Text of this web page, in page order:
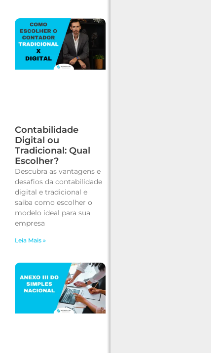
Contabilidade
Digital ou
Tradicional: Qual
Escolher?
Descubra as vantagens e
desafios da contabilidade
digital e tradicional e
saiba como escolher o
modelo ideal para sua
empresa
Leia Mais »